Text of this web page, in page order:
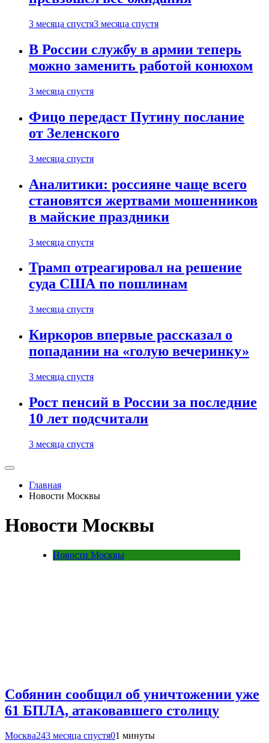
3 месяца спустя3 месяца спустя
В России службу в армии теперь
можно заменить работой конюхом
3 месяца спустя
Фицо передаст Путину послание
от Зеленского
3 месяца спустя
Аналитики: россияне чаще всего
становятся жертвами мошенников
в майские праздники
3 месяца спустя
Трамп отреагировал на решение
суда США по пошлинам
3 месяца спустя
Киркоров впервые рассказал о
попадании на «голую вечеринку»
3 месяца спустя
Рост пенсий в России за последние
10 лет подсчитали
3 месяца спустя
Главная
Новости Москвы
Новости Москвы
Новости Москвы
Собянин сообщил об уничтожении уже
61 БПЛА, атаковавшего столицу
Москва243 месяца спустя01 минуты